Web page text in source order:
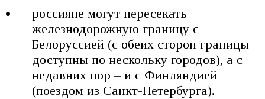
россияне могут пересекать
железнодорожную границу с
Белоруссией (с обеих сторон границы
доступны по нескольку городов), а с
недавних пор – и с Финляндией
(поездом из Санкт-Петербурга).